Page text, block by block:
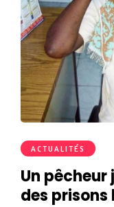
ACTUALITÉS
Un
des